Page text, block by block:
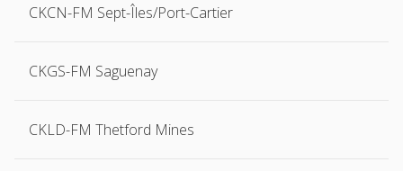
CKCN-FM Sept-Îles/Port-Cartier
CKGS-FM Saguenay
CKLD-FM Thetford Mines